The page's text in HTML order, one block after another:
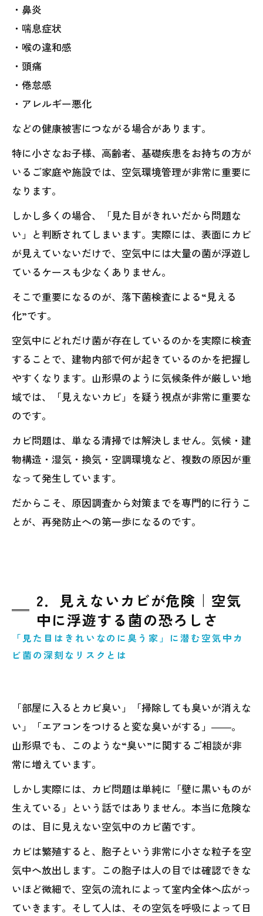
・鼻炎
・喘息症状
・喉の違和感
・頭痛
・倦怠感
・アレルギー悪化
などの健康被害につながる場合があります。
特に小さなお子様、高齢者、基礎疾患をお持ちの方が
いるご家庭や施設では、空気環境管理が非常に重要に
なります。
しかし多くの場合、「見た目がきれいだから問題な
い」と判断されてしまいます。実際には、表面にカビ
が見えていないだけで、空気中には大量の菌が浮遊し
ているケースも少なくありません。
そこで重要になるのが、落下菌検査による“見える
化”です。
空気中にどれだけ菌が存在しているのかを実際に検査
することで、建物内部で何が起きているのかを把握し
やすくなります。山形県のように気候条件が厳しい地
域では、「見えないカビ」を疑う視点が非常に重要な
のです。
カビ問題は、単なる清掃では解決しません。気候・建
物構造・湿気・換気・空調環境など、複数の原因が重
なって発生しています。
だからこそ、原因調査から対策までを専門的に行うこ
とが、再発防止への第一歩になるのです。
2．見えないカビが危険｜空気
中に浮遊する菌の恐ろしさ
「見た目はきれいなのに臭う家」に潜む空気中カ
ビ菌の深刻なリスクとは
「部屋に入るとカビ臭い」「掃除しても臭いが消えな
い」「エアコンをつけると変な臭いがする」――。
山形県でも、このような“臭い”に関するご相談が非
常に増えています。
しかし実際には、カビ問題は単純に「壁に黒いものが
生えている」という話ではありません。本当に危険な
のは、目に見えない空気中のカビ菌です。
カビは繁殖すると、胞子という非常に小さな粒子を空
気中へ放出します。この胞子は人の目では確認できな
いほど微細で、空気の流れによって室内全体へ広がっ
ていきます。そして人は、その空気を呼吸によって日